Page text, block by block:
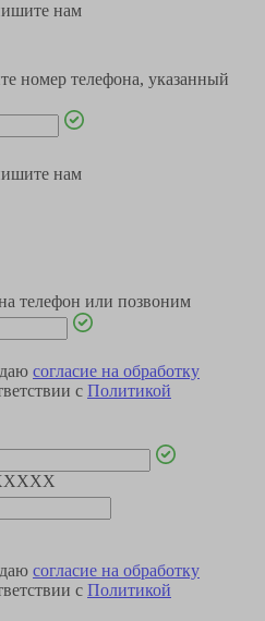
нам
номер телефона, указанный
нам
телефон или позвоним
согласие на обработку
с Политикой
согласие на обработку
с Политикой